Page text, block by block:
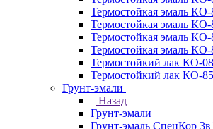
Термостойкая эмаль КО-
Термостойкая эмаль КО-
Термостойкая эмаль КО-
Термостойкая эмаль КО-
Термостойкий лак КО-08
Термостойкий лак КО-85
Грунт-эмали
Назад
Грунт-эмали
Грунт-эмаль СпецКор